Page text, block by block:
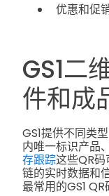
优惠和促
GS1二
件和成
GS1提供不同类
内唯一标识产品
存跟踪这些QR
链的实时数据和
最常用的GS1 QR